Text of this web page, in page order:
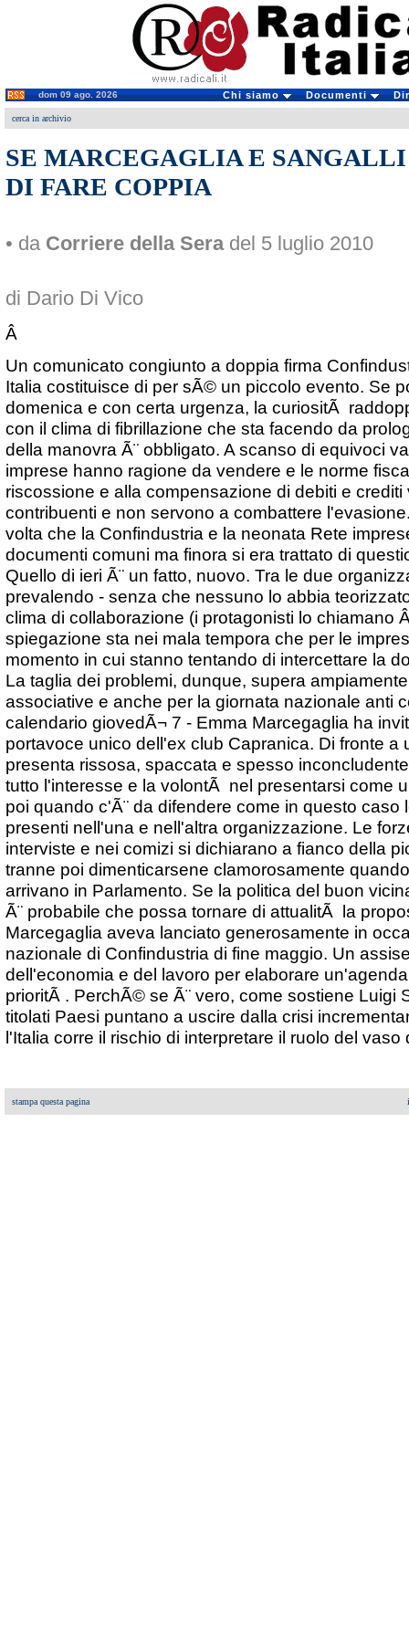
dom 09 ago. 2026 Chi siamo Documenti
cerca in archivio
SE MARCEGAGLIA E
DI FARE COPPIA
• da Corriere della Seradel 5 luglio 2010
di Dario Di Vico
Â
Un comunicato congiunto a doppia firma
Italia costituisce di per sÃ© un piccolo evento. Se
domenica e con certa urgenza, la curiositÃ
con il clima di fibrillazione che sta facendo da
della manovra Ã¨ obbligato. A scanso di equivoci
imprese hanno ragione da vendere e le norme
riscossione e alla compensazione di debiti e crediti
contribuenti e non servono a combattere
volta che la Confindustria e la neonata Rete
documenti comuni ma finora si era trattato di
Quello di ieri Ã¨ un fatto, nuovo. Tra le due
prevalendo - senza che nessuno lo abbia
clima di collaborazione (i protagonisti lo chiamano
spiegazione sta nei mala tempora che per le
momento in cui stanno tentando di intercettare la
La taglia dei problemi, dunque, supera
associative e anche per la giornata nazionale anti
calendario giovedÃ¬ 7 - Emma Marcegaglia ha
portavoce unico dell'ex club Capranica. Di fronte a
presenta rissosa, spaccata e spesso
tutto l'interesse e la volontÃ nel presentarsi come
poi quando c'Ã¨ da difendere come in questo caso
presenti nell'una e nell'altra organizzazione. Le
interviste e nei comizi si dichiarano a fianco della
tranne poi dimenticarsene clamorosamente
arrivano in Parlamento. Se la politica del buon
Ã¨ probabile che possa tornare di attualitÃ la
Marcegaglia aveva lanciato generosamente in
nazionale di Confindustria di fine maggio. Un
dell'economia e del lavoro per elaborare
prioritÃ . PerchÃ© se Ã¨ vero, come sostiene Luigi
titolati Paesi puntano a uscire dalla crisi
l'Italia corre il rischio di interpretare il ruolo del vaso
stampa questa pagina